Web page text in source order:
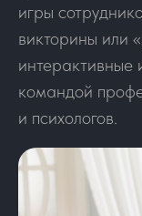
игры
викторины или
интерактивные
командой
и психологов.